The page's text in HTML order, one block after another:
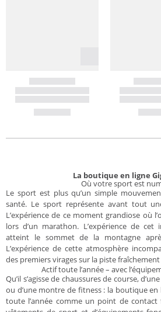
La boutique en ligne
Où votre sport est
Le sport est plus qu’un simple
santé. Le sport représente avant tout
L’expérience de ce moment grandiose où
lors d’un marathon. L’expérience de cet
atteint le sommet de la montagne
L’expérience de cette atmosphère
des premiers virages sur la piste
Actif toute l’année – avec
Qu’il s’agisse de chaussures de course,
ou d’une montre de fitness : la boutique
toute l’année comme un point de contact